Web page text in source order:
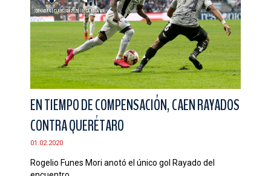
EN TIEMPO DE COMPENSACIÓN, CAEN RAYADOS
CONTRA QUERÉTARO
01.02.2020
Rogelio Funes Mori anotó el único gol Rayado del